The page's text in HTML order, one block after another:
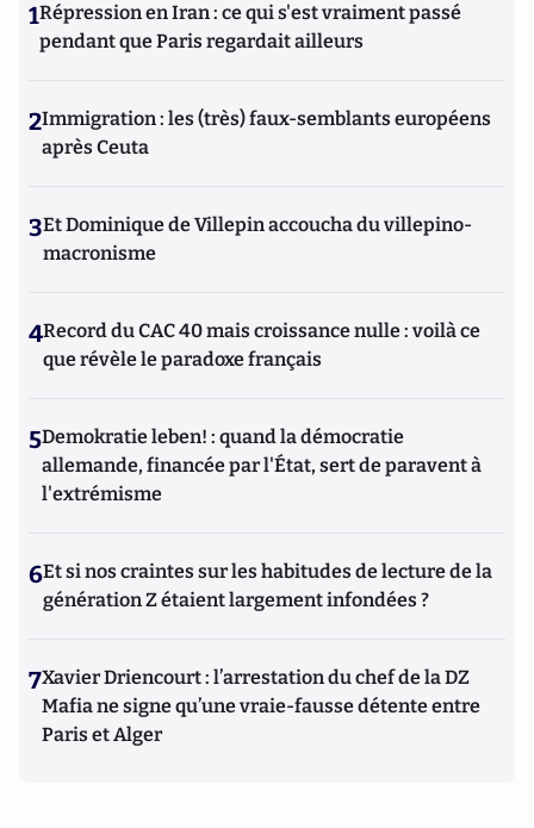
1Répression en Iran : ce qui s'est vraiment passé
pendant que Paris regardait ailleurs
2Immigration : les (très) faux-semblants européens
après Ceuta
3Et Dominique de Villepin accoucha du villepino-
macronisme
4Record du CAC 40 mais croissance nulle : voilà ce
que révèle le paradoxe français
5Demokratie leben! : quand la démocratie
allemande, financée par l'État, sert de paravent à
l'extrémisme
6Et si nos craintes sur les habitudes de lecture de la
génération Z étaient largement infondées ?
7Xavier Driencourt : l’arrestation du chef de la DZ
Mafia ne signe qu’une vraie-fausse détente entre
Paris et Alger